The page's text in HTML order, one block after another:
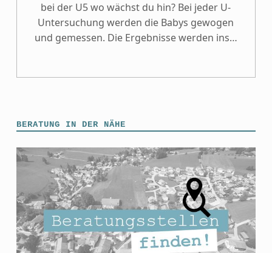
bei der U5 wo wächst du hin? Bei jeder U-
Untersuchung werden die Babys gewogen
und gemessen. Die Ergebnisse werden ins…
BERATUNG IN DER NÄHE